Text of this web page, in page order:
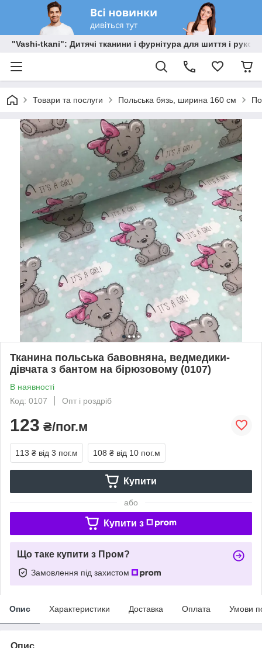
"Vashi-tkani": Дитячі тканини і фурнітура для шиття і
Товари та послуги Польська бязь, ширина 160 см
Тканина польська бавовняна, ведмедики-
дівчата з бантом на бірюзовому (0107)
В наявності
Код: 0107
Опт і роздріб
123 ₴/пог.м
113 ₴ від 3 пог.м 108 ₴ від 10 пог.м
Купити
або
Купити з
Що таке купити з Пром?
Замовлення під захистом
Опис Характеристики Доставка Оплата Умови
Опис